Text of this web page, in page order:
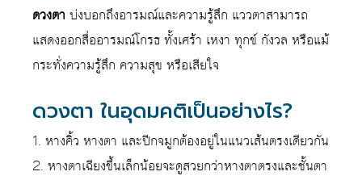
ดวงตา บ่งบอกถึงอารมณ์และความรู้สึก แววตาสามารถ
แสดงออกสื่ออารมณ์โกรธ ทั้งเศร้า เหงา ทุกข์ กังวล หรือแม้
กระทั่งความรู้สึก ความสุข หรือเสียใจ
ดวงตา ในอุดมคติเป็นอย่างไร?
1. หางคิ้ว หางตา และปีกจมูกต้องอยู่ในแนวเส้นตรงเดียวกัน
2. หางตาเฉียงขึ้นเล็กน้อยจะดูสวยกว่าหางตาตรงและชั้นตา